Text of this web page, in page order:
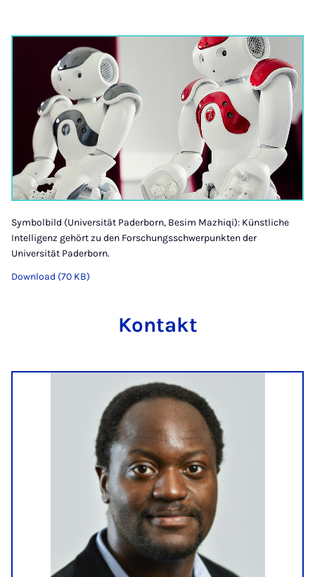
Symbolbild (Universität Paderborn, Besim Mazhiqi): Künstliche
Intelligenz gehört zu den Forschungsschwerpunkten der
Universität Paderborn.
Download (70 KB)
Kontakt